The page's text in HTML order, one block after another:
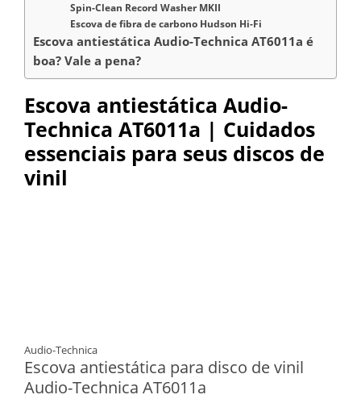
Spin-Clean Record Washer MKII
Escova de fibra de carbono Hudson Hi-Fi
Escova antiestática Audio-Technica AT6011a é
boa? Vale a pena?
Escova antiestática Audio-
Technica AT6011a | Cuidados
essenciais para seus discos de
vinil
Audio-Technica
Escova antiestática para disco de vinil
Audio-Technica AT6011a